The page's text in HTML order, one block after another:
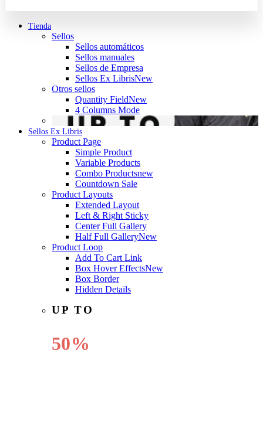
Tienda
Sellos
Sellos automáticos
Sellos manuales
Sellos de Empresa
Sellos Ex LibrisNew
Otros sellos
Quantity FieldNew
4 Columns Mode
Sellos Ex Libris
Product Page
Simple Product
Variable Products
Combo Productsnew
Countdown Sale
Product Layouts
Extended Layout
Left & Right Sticky
Center Full Gallery
Half Full GalleryNew
Product Loop
Add To Cart Link
Box Hover EffectsNew
Box Border
Hidden Details
UP TO
50%